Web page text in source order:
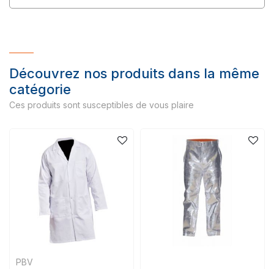
Découvrez nos produits dans la même
catégorie
Ces produits sont susceptibles de vous plaire
PBV